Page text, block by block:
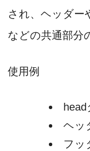
され、ヘッダー
などの共通部分
使用例
ヘッ
フッ